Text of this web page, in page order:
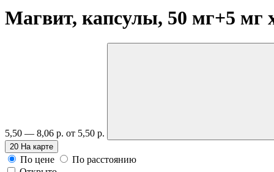
Магвит, капсулы, 50 мг+5 мг
5,50 — 8,06 р. от 5,50 р.
20 На карте
По цене
По расстоянию